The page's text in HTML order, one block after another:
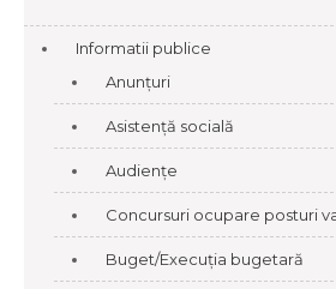
Informatii publice
Anunțuri
Asistență socială
Audiențe
Concursuri ocupare posturi
Buget/Execuția bugetară